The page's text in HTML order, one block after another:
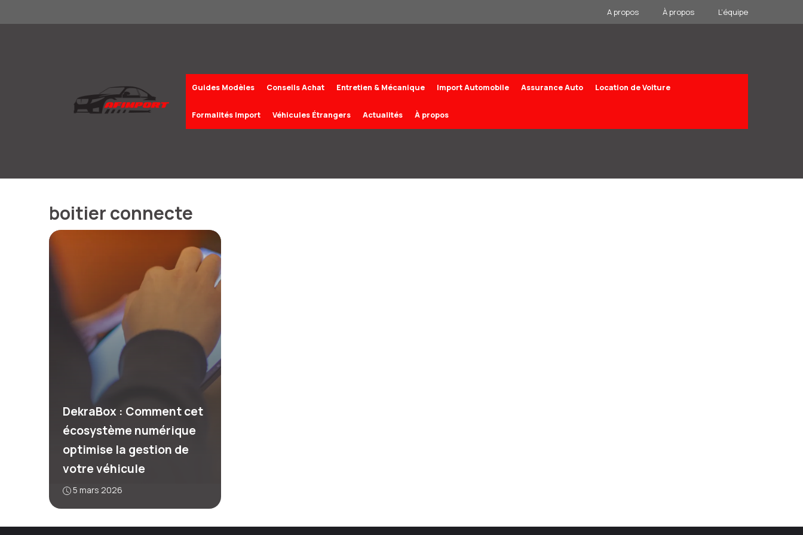
au
A propos À propos L’équipe
Guides Modèles Conseils Achat Entretien & Mécanique Import Automobile Assurance Auto Location de Voiture
Formalités Import Véhicules Étrangers Actualités À propos
boitier connecte
DekraBox : Comment cet
écosystème numérique
optimise la gestion de
votre véhicule
5 mars 2026